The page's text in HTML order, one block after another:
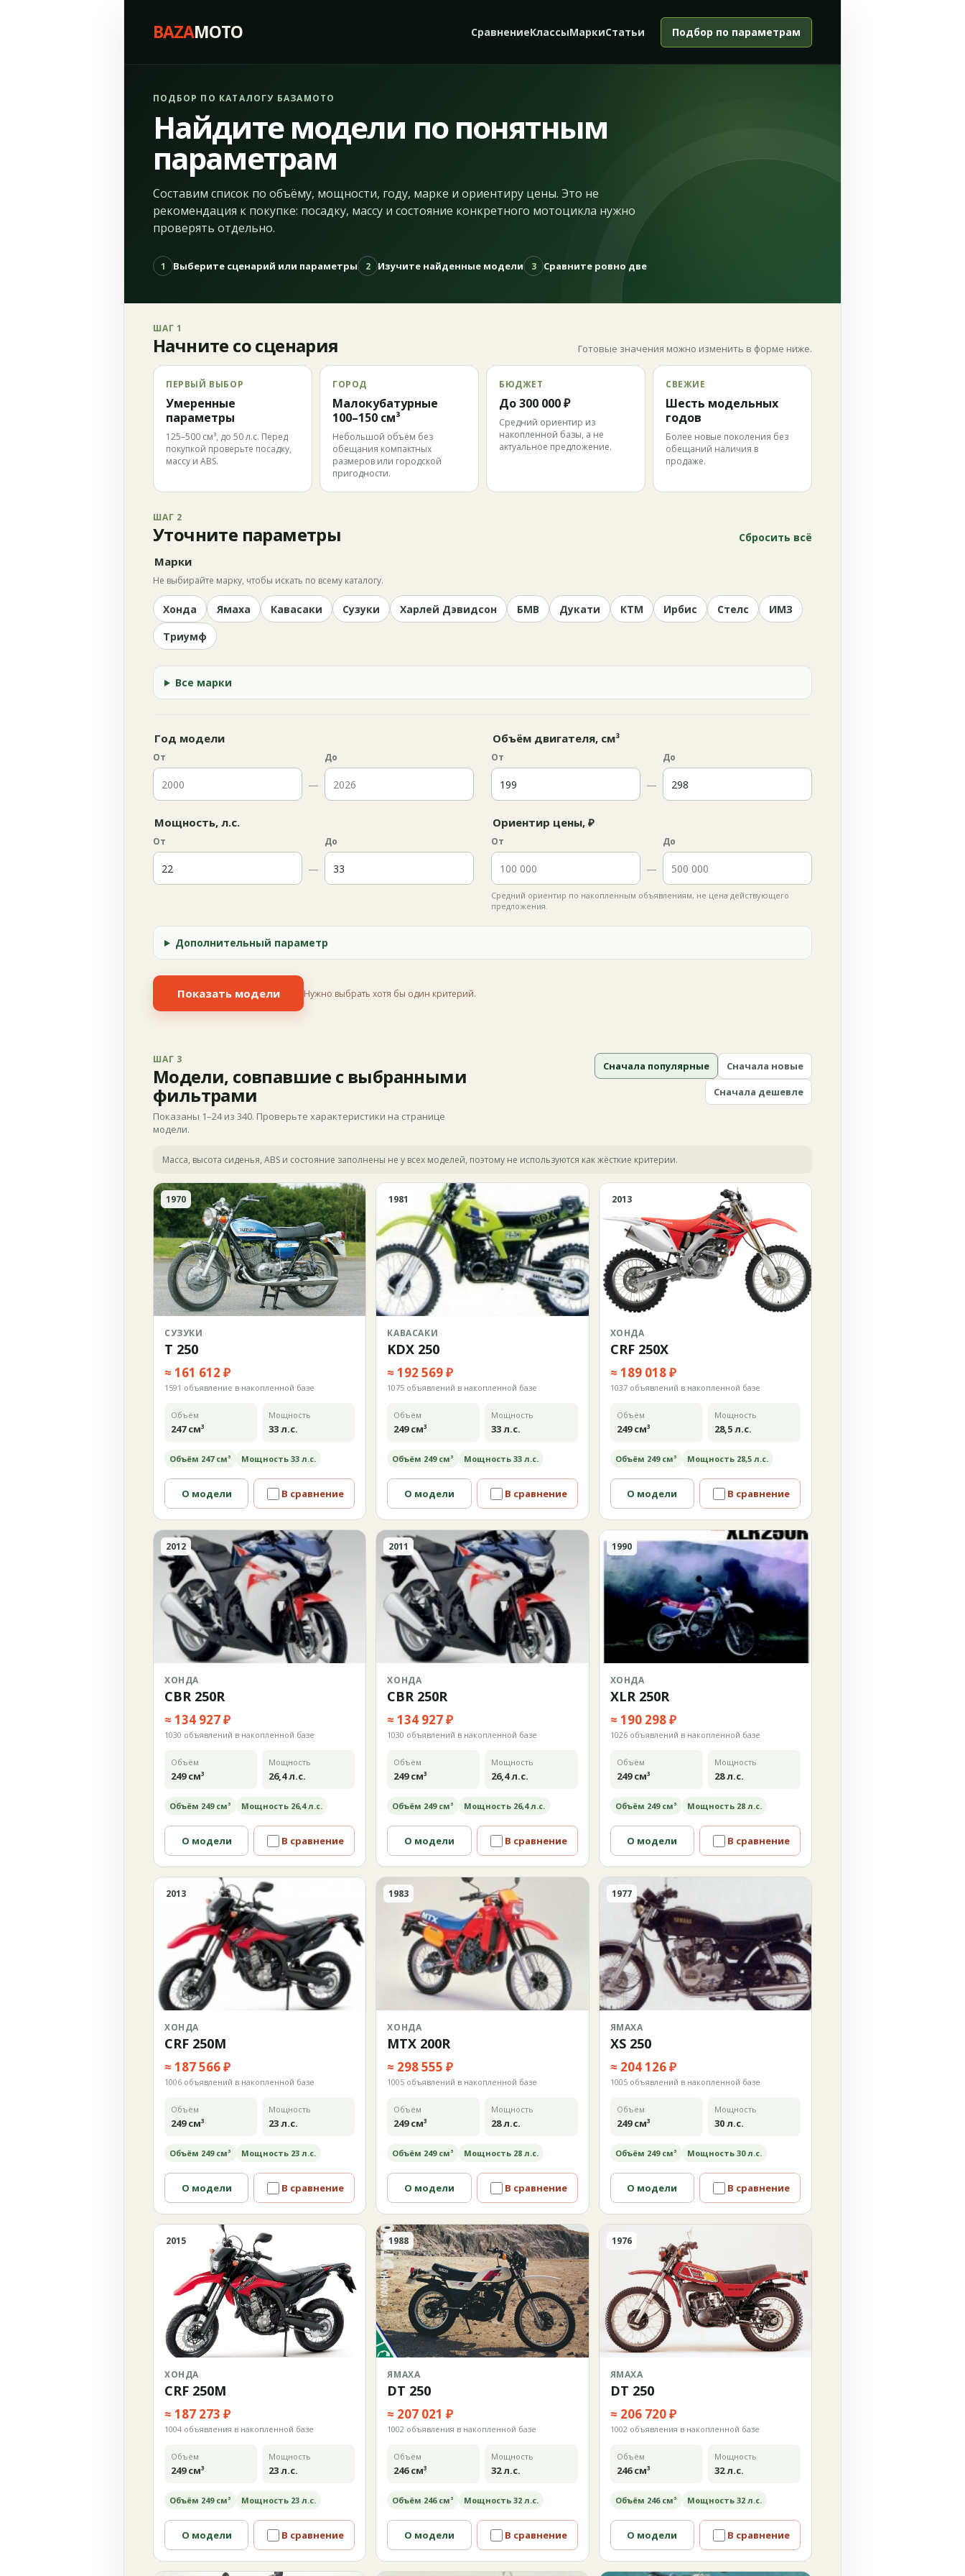
BAZAMOTO СравнениеКлассыМаркиСтатьи Подбор по параметрам
ПОДБОР ПО КАТАЛОГУ БАЗАМОТО
Найдите модели по понятным
параметрам
Составим список по объёму, мощности, году, марке и ориентиру цены. Это не
рекомендация к покупке: посадку, массу и состояние конкретного мотоцикла нужно
проверять отдельно.
1 Выберите сценарий или параметры 2 Изучите найденные модели 3 Сравните ровно две
ШАГ 1
Начните со сценария Готовые значения можно изменить в форме ниже.
ПЕРВЫЙ ВЫБОР
Умеренные
параметры
125–500 см³, до 50 л.с. Перед
покупкой проверьте посадку,
массу и ABS.
ГОРОД
Малокубатурные
100–150 см³
Небольшой объём без
обещания компактных
размеров или городской
пригодности.
БЮДЖЕТ
До 300 000 ₽
Средний ориентир из
накопленной базы, а не
актуальное предложение.
СВЕЖИЕ
Шесть модельных
годов
Более новые поколения без
обещаний наличия в
продаже.
ШАГ 2
Уточните параметры Сбросить всё
Марки
Не выбирайте марку, чтобы искать по всему каталогу.
Хонда Ямаха Кавасаки Сузуки Харлей Дэвидсон БМВ Дукати КТМ Ирбис Стелс
ИМЗ
Триумф
Все марки
Год модели
От
—
До
Объём двигателя, см³
От
—
До
Мощность, л.с.
От
—
До
Ориентир цены, ₽
От
—
До
Средний ориентир по накопленным объявлениям, не цена действующего
предложения.
Дополнительный параметр
Показать модели Нужно выбрать хотя бы один критерий.
ШАГ 3
Модели, совпавшие с выбранными
фильтрами
Показаны 1–24 из 340. Проверьте характеристики на странице
модели.
Сначала популярные
Сначала новые
Сначала дешевле
Масса, высота сиденья, ABS и состояние заполнены не у всех моделей, поэтому не используются как жёсткие критерии.
1970
СУЗУКИ
T 250
≈ 161 612 ₽
1591 объявление в накопленной базе
Объём
247 см³
Мощность
33 л.с.
Объём 247 см³ Мощность 33 л.с.
О модели В сравнение
1981
КАВАСАКИ
KDX 250
≈ 192 569 ₽
1075 объявлений в накопленной базе
Объём
249 см³
Мощность
33 л.с.
Объём 249 см³ Мощность 33 л.с.
О модели В сравнение
2013
ХОНДА
CRF 250X
≈ 189 018 ₽
1037 объявлений в накопленной базе
Объём
249 см³
Мощность
28,5 л.с.
Объём 249 см³ Мощность 28,5 л.с.
О модели В сравнение
2012
ХОНДА
CBR 250R
≈ 134 927 ₽
1030 объявлений в накопленной базе
Объём
249 см³
Мощность
26,4 л.с.
Объём 249 см³ Мощность 26,4 л.с.
О модели В сравнение
2011
ХОНДА
CBR 250R
≈ 134 927 ₽
1030 объявлений в накопленной базе
Объём
249 см³
Мощность
26,4 л.с.
Объём 249 см³ Мощность 26,4 л.с.
О модели В сравнение
1990
ХОНДА
XLR 250R
≈ 190 298 ₽
1026 объявлений в накопленной базе
Объём
249 см³
Мощность
28 л.с.
Объём 249 см³ Мощность 28 л.с.
О модели В сравнение
2013
ХОНДА
CRF 250M
≈ 187 566 ₽
1006 объявлений в накопленной базе
Объём
249 см³
Мощность
23 л.с.
Объём 249 см³ Мощность 23 л.с.
О модели В сравнение
1983
ХОНДА
MTX 200R
≈ 298 555 ₽
1005 объявлений в накопленной базе
Объём
249 см³
Мощность
28 л.с.
Объём 249 см³ Мощность 28 л.с.
О модели В сравнение
1977
ЯМАХА
XS 250
≈ 204 126 ₽
1005 объявлений в накопленной базе
Объём
249 см³
Мощность
30 л.с.
Объём 249 см³ Мощность 30 л.с.
О модели В сравнение
2015
ХОНДА
CRF 250M
≈ 187 273 ₽
1004 объявления в накопленной базе
Объём
249 см³
Мощность
23 л.с.
Объём 249 см³ Мощность 23 л.с.
О модели В сравнение
1988
ЯМАХА
DT 250
≈ 207 021 ₽
1002 объявления в накопленной базе
Объём
246 см³
Мощность
32 л.с.
Объём 246 см³ Мощность 32 л.с.
О модели В сравнение
1976
ЯМАХА
DT 250
≈ 206 720 ₽
1002 объявления в накопленной базе
Объём
246 см³
Мощность
32 л.с.
Объём 246 см³ Мощность 32 л.с.
О модели В сравнение